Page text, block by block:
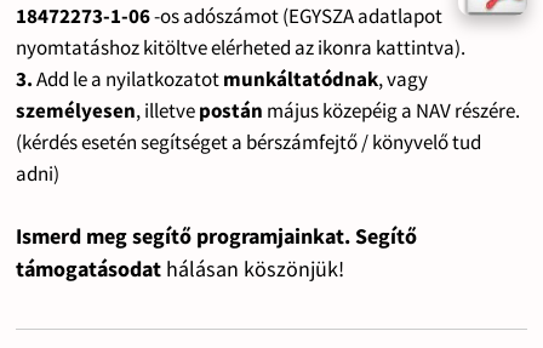
18472273-1-06-os adószámot (EGYSZA adatlapot
nyomtatáshoz kitöltve elérheted az ikonra kattintva).
3.Add le a nyilatkozatotmunkáltatódnak, vagy
személyesen, illetvepostán május közepéig a NAV részére.
(kérdés esetén segítséget a bérszámfejtő / könyvelő tud
adni)
Ismerd meg segítő programjainkat. Segítő
támogatásodat hálásan köszönjük!